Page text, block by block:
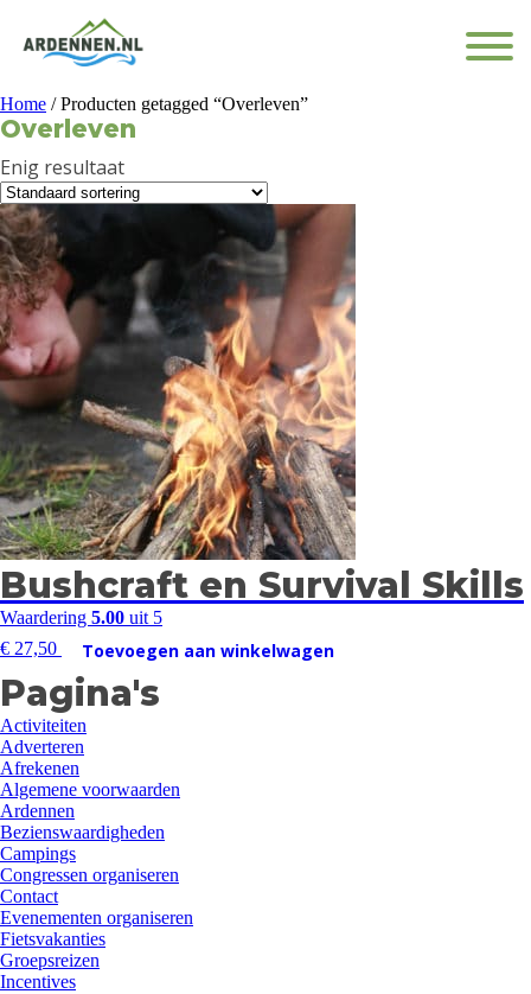
Home / Producten getagged “Overleven”
Overleven
Enig resultaat
Bushcraft en Survival Skills
Waardering 5.00 uit 5
€ 27,50 Toevoegen aan winkelwagen
Pagina's
Activiteiten
Adverteren
Afrekenen
Algemene voorwaarden
Ardennen
Bezienswaardigheden
Campings
Congressen organiseren
Contact
Evenementen organiseren
Fietsvakanties
Groepsreizen
Incentives